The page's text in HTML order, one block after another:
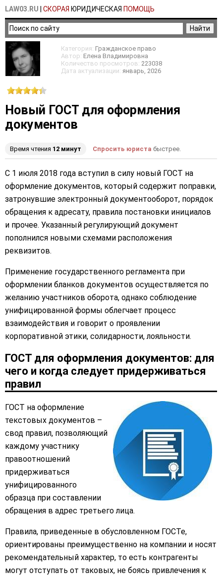
LAW03.RU СКОРАЯ ЮРИДИЧЕСКАЯ ПОМОЩЬ
Категория: Гражданское право
Автор: Елена Владимировна
Количество просмотров: 223038
Дата актуализации: январь, 2026
Новый ГОСТ для оформления
документов
Время чтения 12 минут Спросить юриста быстрее.
С 1 июля 2018 года вступил в силу новый ГОСТ на
оформление документов, который содержит поправки,
затронувшие электронный документооборот, порядок
обращения к адресату, правила постановки инициалов
и прочее. Указанный регулирующий документ
пополнился новыми схемами расположения
реквизитов.
Применение государственного регламента при
оформлении бланков документов осуществляется по
желанию участников оборота, однако соблюдение
унифицированной формы облегчает процесс
взаимодействия и говорит о проявлении
корпоративной этики, солидарности, лояльности.
ГОСТ для оформления документов: для
чего и когда следует придерживаться
правил
ГОСТ на оформление
текстовых документов –
свод правил, позволяющий
каждому участнику
правоотношений
придерживаться
унифицированного
образца при составлении
обращения в адрес третьего лица.
Правила, приведенные в обусловленном ГОСТе,
ориентированы преимущественно на компании и носят
рекомендательный характер, то есть контрагенты
могут отступать от таковых, не боясь привлечения к